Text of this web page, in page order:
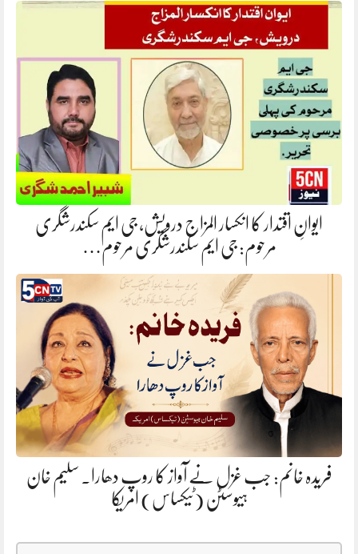
ایوانِ اقتدار کا انکسار المزاج درویش، جی ایم سکندرشگری
مرحوم: جی ایم سکندرشگری مرحوم…
فریدہ خانم: جب غزل نے آواز کا روپ دھارا. سلیم خان
ہیوسٹن (ٹیکساس) امریکا